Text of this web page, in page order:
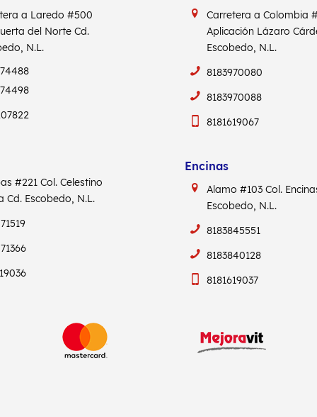
a Laredo #500
del Norte Cd.
N.L.
#221 Col. Celestino
Cd. Escobedo, N.L.
Carretera a Colombia
Aplicación Lázaro
Escobedo, N.L.
8183970080
8183970088
8181619067
Encinas
Alamo #103Col.
Escobedo, N.L.
8183845551
8183840128
8181619037